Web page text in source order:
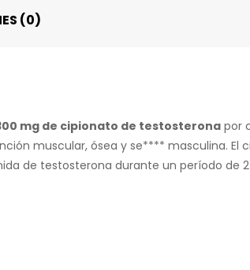
(0)
mg de cipionato de testosterona por
muscular, ósea y se**** masculina.
de testosterona durante un período de